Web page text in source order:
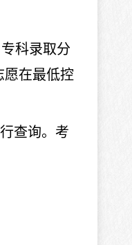
科录取分
愿在最低控
查询。 考